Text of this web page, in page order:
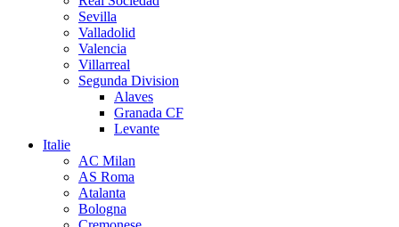
Sevilla
Valladolid
Valencia
Villarreal
Segunda Division
Alaves
Granada CF
Levante
Italie
AC Milan
AS Roma
Atalanta
Bologna